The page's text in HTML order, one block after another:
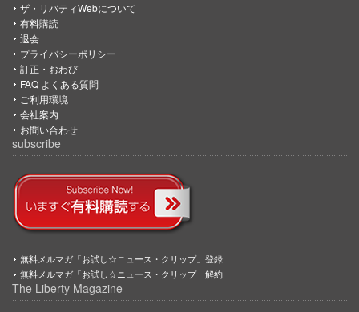
ザ・リバティWebについて
有料購読
退会
プライバシーポリシー
訂正・おわび
FAQ よくある質問
ご利用環境
会社案内
お問い合わせ
subscribe
無料メルマガ「お試し☆ニュース・クリップ」登録
無料メルマガ「お試し☆ニュース・クリップ」解約
The Liberty Magazine